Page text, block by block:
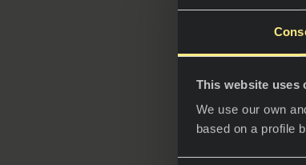
This website uses
We use our own
based on a profile